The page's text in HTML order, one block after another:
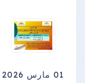
01 مارس 2026